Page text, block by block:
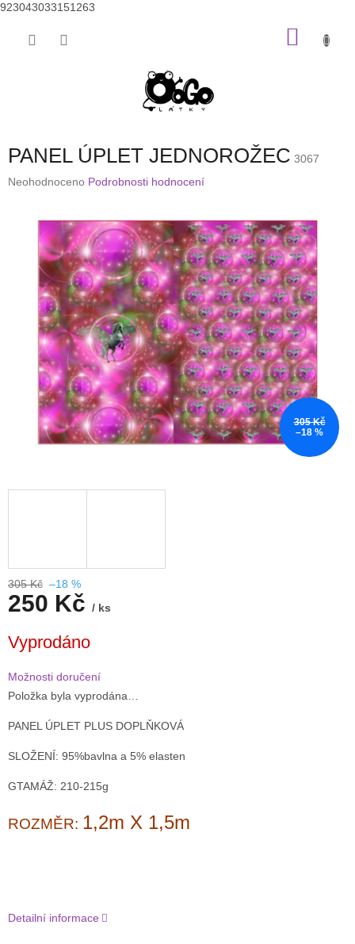
923043033151263
PANEL ÚPLET JEDNOROŽEC 3067
Průměrné
hvězdiček.
Neohodnoceno Podrobnosti hodnocení
305 Kč
–18 %
305 Kč –18 %
250 Kč / ks
cena:
Vyprodáno
Možnosti doručení
Položka byla vyprodána…
PANEL ÚPLET PLUS DOPLŇKOVÁ
SLOŽENÍ: 95%bavlna a 5% elasten
GTAMÁŽ: 210-215g
ROZMĚR: 1,2m X 1,5m
Detailní informace